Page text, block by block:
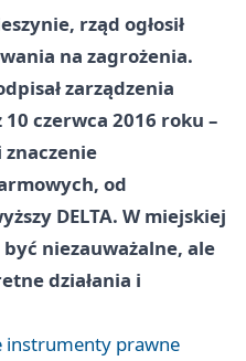
rząd ogłosił
na zagrożenia.
zarządzenia
10 czerwca 2016 roku –
znaczenie
od
DELTA. W miejskiej
niezauważalne, ale
działania i
instrumenty prawne